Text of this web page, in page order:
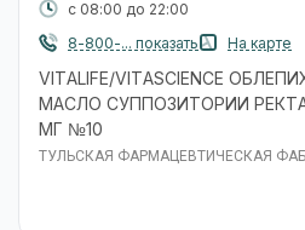
с 08:00 до 22:00
8-800-... показать
На карте
VITALIFE/VITASCIENCE
МАСЛО СУППОЗИТОРИИ
МГ №10
ТУЛЬСКАЯ ФАРМАЦЕВТИЧЕСКАЯ